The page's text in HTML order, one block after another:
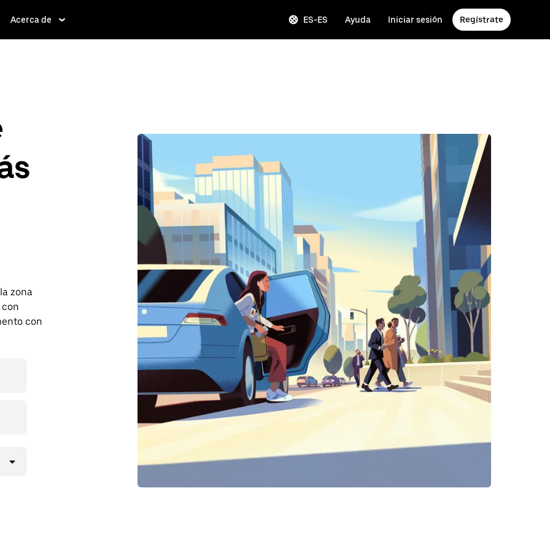
Acerca de ES-ES Ayuda Iniciar sesión Regístrate
zona
con